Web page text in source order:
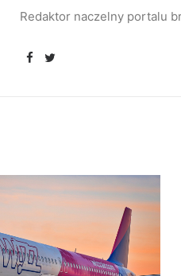
Redaktor naczelny portalu